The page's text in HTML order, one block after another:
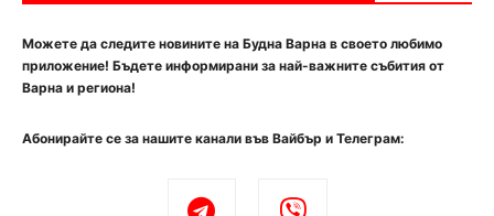
Можете да следите новините на Будна Варна в своето любимо
приложение! Бъдете информирани за най-важните събития от
Варна и региона!
Абонирайте се за нашите канали във Вайбър и Телеграм: